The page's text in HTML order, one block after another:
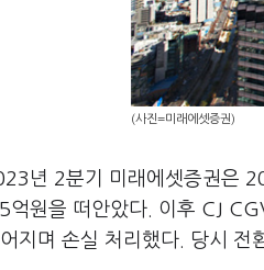
(사진=미래에셋증권)
년 2분기 미래에셋증권은
억원을 떠안았다. 이후 CJ
지며 손실 처리했다. 당시 전